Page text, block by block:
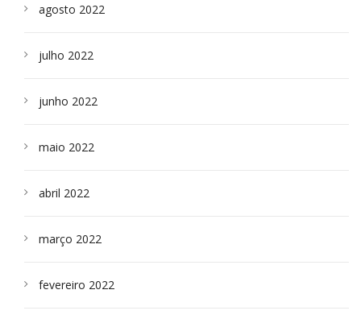
agosto 2022
julho 2022
junho 2022
maio 2022
abril 2022
março 2022
fevereiro 2022